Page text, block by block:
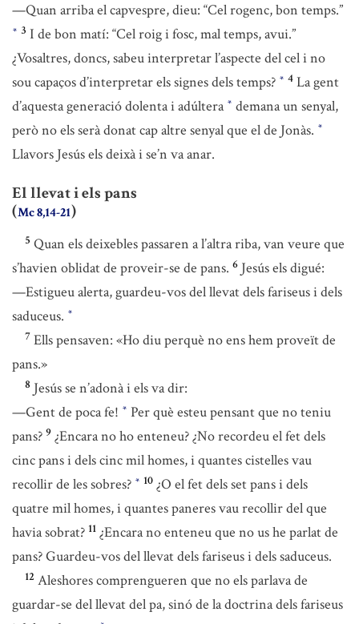
—Quan arriba el capvespre, dieu: “Cel rogenc, bon temps.”
* 3 I de bon matí: “Cel roig i fosc, mal temps, avui.”
¿Vosaltres, doncs, sabeu interpretar l’aspecte del cel i no
sou capaços d’interpretar els signes dels temps? * 4 La gent
d’aquesta generació dolenta i adúltera * demana un senyal,
però no els serà donat cap altre senyal que el de Jonàs. *
Llavors Jesús els deixà i se’n va anar.
El llevat i els pans
(Mc 8,14-21)
5 Quan els deixebles passaren a l’altra riba, van veure que
s’havien oblidat de proveir-se de pans. 6 Jesús els digué:
—Estigueu alerta, guardeu-vos del llevat dels fariseus i dels
saduceus. *
7 Ells pensaven: «Ho diu perquè no ens hem proveït de
pans.»
8 Jesús se n’adonà i els va dir:
—Gent de poca fe! * Per què esteu pensant que no teniu
pans? 9 ¿Encara no ho enteneu? ¿No recordeu el fet dels
cinc pans i dels cinc mil homes, i quantes cistelles vau
recollir de les sobres? * 10 ¿O el fet dels set pans i dels
quatre mil homes, i quantes paneres vau recollir del que
havia sobrat? 11 ¿Encara no enteneu que no us he parlat de
pans? Guardeu-vos del llevat dels fariseus i dels saduceus.
12 Aleshores comprengueren que no els parlava de
guardar-se del llevat del pa, sinó de la doctrina dels fariseus